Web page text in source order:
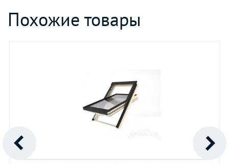
Похожие товары